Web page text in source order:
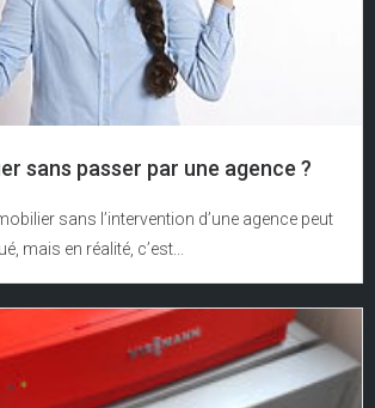
sans passer par une agence ?
sans l’intervention d’une agence peut
mais en réalité, c’est...